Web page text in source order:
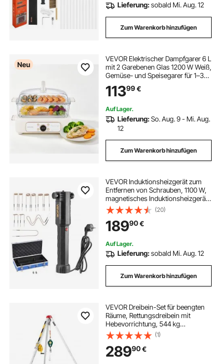
Lieferung:sobald Mi. Aug. 12
Zum Warenkorb hinzufügen
Neu
VEVOR Elektrischer Dampfgarer 6 L
mit 2 Garebenen Glas 1200 W Weiß,
Gemüse- und Speisegarer für 1–3
Personen mit Voreingestellten
Programmen und Startzeitvorwahl,
Reis
11399€
Auf Lager.
Lieferung:So. Aug. 9 - Mi. Aug.
12
Zum Warenkorb hinzufügen
VEVOR Induktionsheizgerät zum
Entfernen von Schrauben, 1100 W,
magnetisches Induktionsheizgerät-
Set, Heizgerät zum Entfernen von
rostigen Schrauben, Autowerkstatt-
Reparaturwerkzeuge mit 10 Spulen
(20)
18990€
Auf Lager.
Lieferung:sobald Mi. Aug. 12
Zum Warenkorb hinzufügen
VEVOR Dreibein-Set für beengten
Räume, Rettungsdreibein mit
Hebevorrichtung, 544 kg
Seilwinde, Rettungsstativ, 30 m
Kabel, Rettungssystem mit
Absturzsicherung, Arbeitshöhe
1,34–2,15 m
(1)
28990€